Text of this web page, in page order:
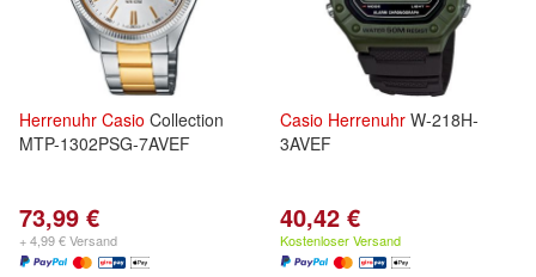
Herrenuhr Casio Collection
MTP-1302PSG-7AVEF
73,99 €
+ 4,99 € Versand
Casio Herrenuhr W-218H-
3AVEF
40,42 €
Kostenloser Versand